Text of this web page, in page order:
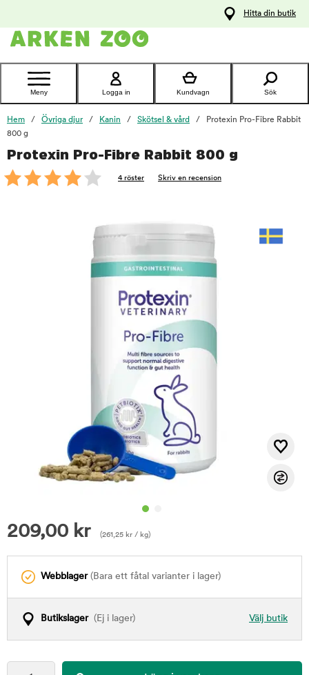
Kontakta
Hitta din butik
Meny Logga in Kundvagn Sök
Hem Övriga djur Kanin Skötsel & vård
Protexin Pro-Fibre Rabbit
800 g
Protexin Pro-Fibre Rabbit 800 g
4 röster Skriv en recension
209,00 kr (261,25 kr / kg)
Webblager(Bara ett fåtal varianter i lager)
Välj butik
Butikslager(Ej i lager)
foo